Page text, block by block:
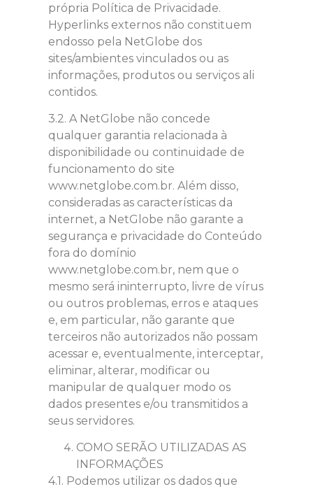
própria Política de Privacidade.
Hyperlinks externos não constituem
endosso pela NetGlobe dos
sites/ambientes vinculados ou as
informações, produtos ou serviços ali
contidos.
3.2. A NetGlobe não concede
qualquer garantia relacionada à
disponibilidade ou continuidade de
funcionamento do site
www.netglobe.com.br. Além disso,
consideradas as características da
internet, a NetGlobe não garante a
segurança e privacidade do Conteúdo
fora do domínio
www.netglobe.com.br, nem que o
mesmo será ininterrupto, livre de vírus
ou outros problemas, erros e ataques
e, em particular, não garante que
terceiros não autorizados não possam
acessar e, eventualmente, interceptar,
eliminar, alterar, modificar ou
manipular de qualquer modo os
dados presentes e/ou transmitidos a
seus servidores.
COMO SERÃO UTILIZADAS AS
INFORMAÇÕES
4.1. Podemos utilizar os dados que